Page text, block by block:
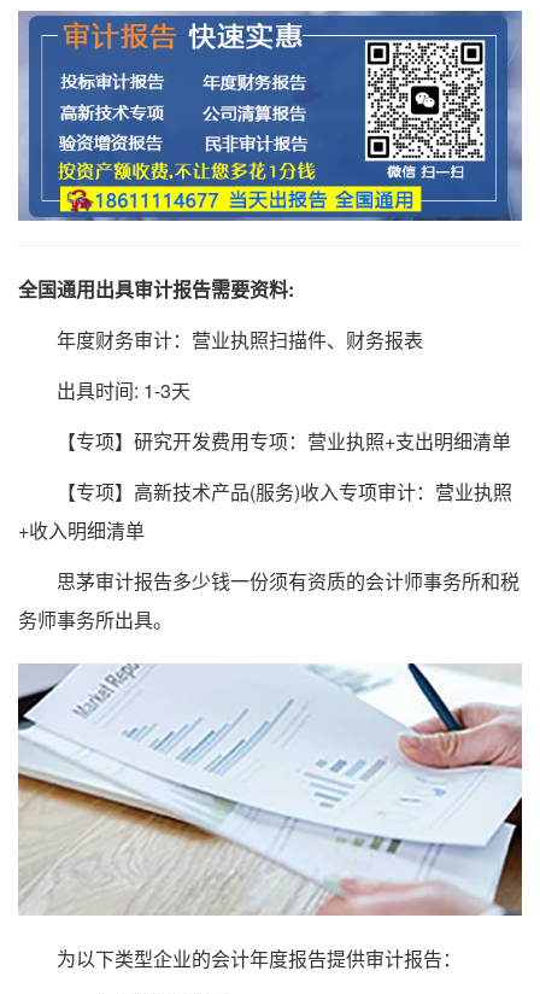
全国通用出具审计报告需要资料:
年度财务审计：营业执照扫描件、财务报表
出具时间: 1-3天
【专项】研究开发费用专项：营业执照+支出明细清单
【专项】高新技术产品(服务)收入专项审计：营业执照
+收入明细清单
思茅审计报告多少钱一份须有资质的会计师事务所和税
务师事务所出具。
为以下类型企业的会计年度报告提供审计报告：